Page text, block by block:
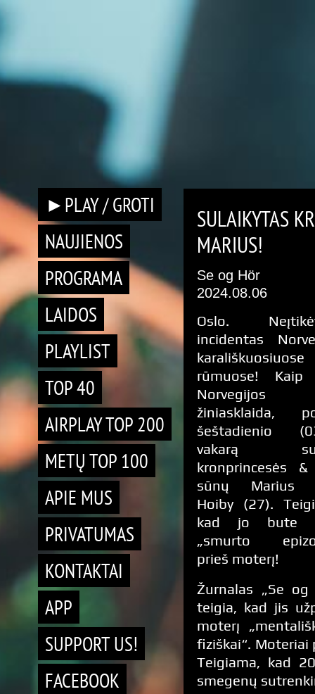
►PLAY / GROTI
NAUJIENOS
PROGRAMA
LAIDOS
PLAYLIST
TOP 40
AIRPLAY TOP 200
METŲ TOP 100
APIE MUS
PRIVATUMAS
KONTAKTAI
APP
SUPPORT US!
FACEBOOK
SULAIKYTAS
MARIUS!
Se og Hör
2024.08.06
Oslo.
incidentas
karališkuosiuose
rūmuose! Kaip
Norvegijos
žiniasklaida,
šeštadienio
vakarą
kronprincesės
sūnų Marius
Hoiby (27).
kad jo bute
„smurto
prieš moterį!
Žurnalas „Se og
teigia, kad jis
moterį
fiziškai“.
Teigiama, kad
smegenų